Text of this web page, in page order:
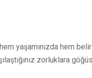
yaşamınızda hem
zorluklara